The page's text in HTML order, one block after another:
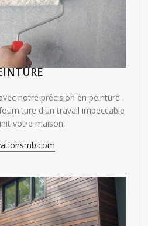
notre précision en peinture.
d'un travail impeccable
votre maison.